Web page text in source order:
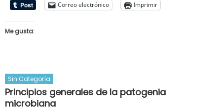
Correo electrónico
Imprimir
Me gusta:
Sin Categoría
Principios generales de la patogenia
microbiana